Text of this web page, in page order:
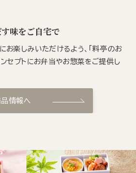
味をご自宅で
お楽しみいただけるよう、「料亭のお
セプトにお弁当やお惣菜をご提供し
情報へ